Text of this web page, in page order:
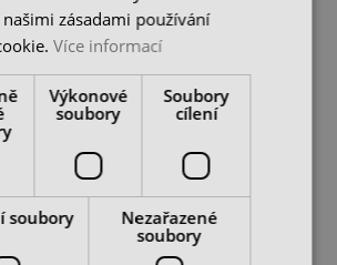
200 různých strojů skladem
Vertikální obráběcí
centrum HURCO VMX64i
zásadami používání
Více informací
Výkonové
soubory
Soubory
cílení
soubory
Nezařazené
soubory